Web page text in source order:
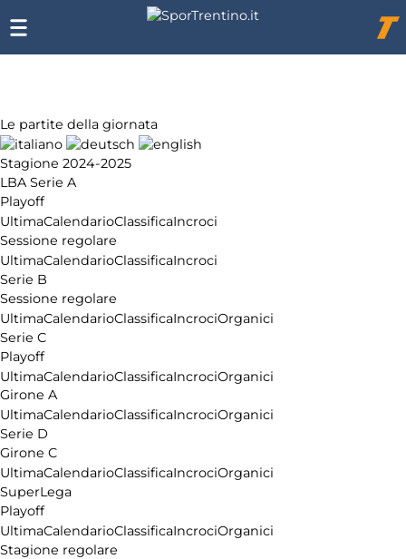
Le partite della giornata
Stagione 2024-2025
LBA Serie A
Playoff
UltimaCalendarioClassificaIncroci
Sessione regolare
UltimaCalendarioClassificaIncroci
Serie B
Sessione regolare
UltimaCalendarioClassificaIncrociOrganici
Serie C
Playoff
UltimaCalendarioClassificaIncrociOrganici
Girone A
UltimaCalendarioClassificaIncrociOrganici
Serie D
Girone C
UltimaCalendarioClassificaIncrociOrganici
SuperLega
Playoff
UltimaCalendarioClassificaIncrociOrganici
Stagione regolare
Chi
siamo
Affiliazione